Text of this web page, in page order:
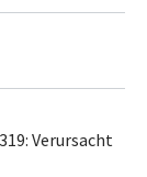
Verursacht